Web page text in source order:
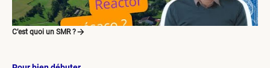
C’est quoi un SMR ?